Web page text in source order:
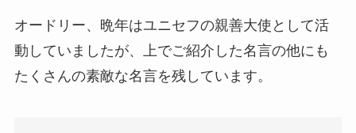
オードリー、晩年はユニセフの親善大使として活
動していましたが、上でご紹介した名言の他にも
たくさんの素敵な名言を残しています。